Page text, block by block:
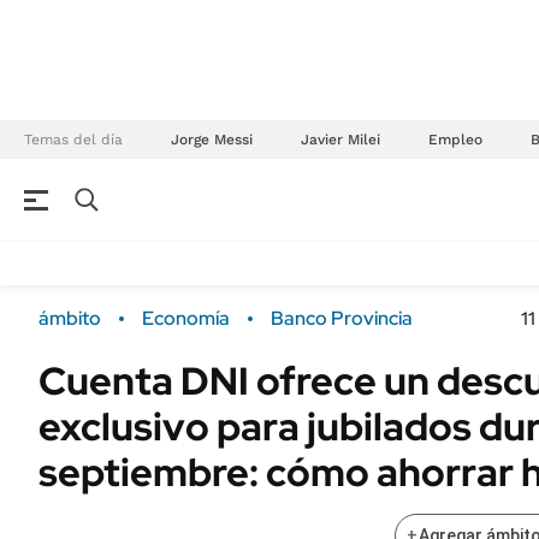
Temas del día Jorge Messi Javier Milei Empleo
Campo
FINANZAS
Dólar
Sustentabilidad
Seguros
POLÍTICA
ámbito Economía Banco Provincia
Cuenta DNI ofrece un
exclusivo para jubilados
septiembre: cómo ahorrar